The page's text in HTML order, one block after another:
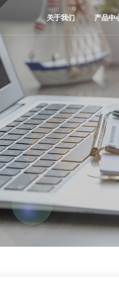
关于我们 产品中